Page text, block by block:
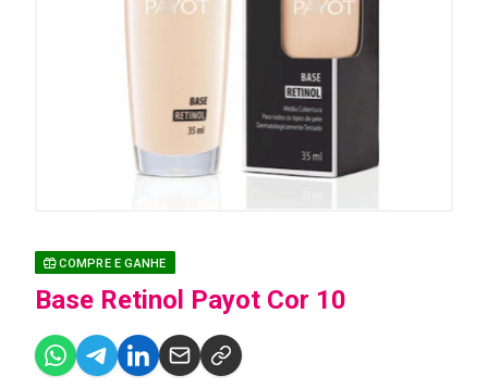
COMPRE E GANHE
Base Retinol Payot Cor 10